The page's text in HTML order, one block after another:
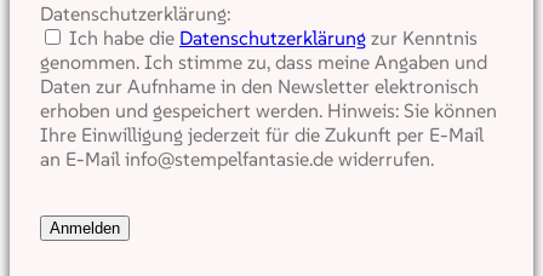
Datenschutzerklärung:
Ich habe die Datenschutzerklärung zur Kenntnis
genommen. Ich stimme zu, dass meine Angaben und
Daten zur Aufnhame in den Newsletter elektronisch
erhoben und gespeichert werden. Hinweis: Sie können
Ihre Einwilligung jederzeit für die Zukunft per E-Mail
an E-Mail info@stempelfantasie.de widerrufen.